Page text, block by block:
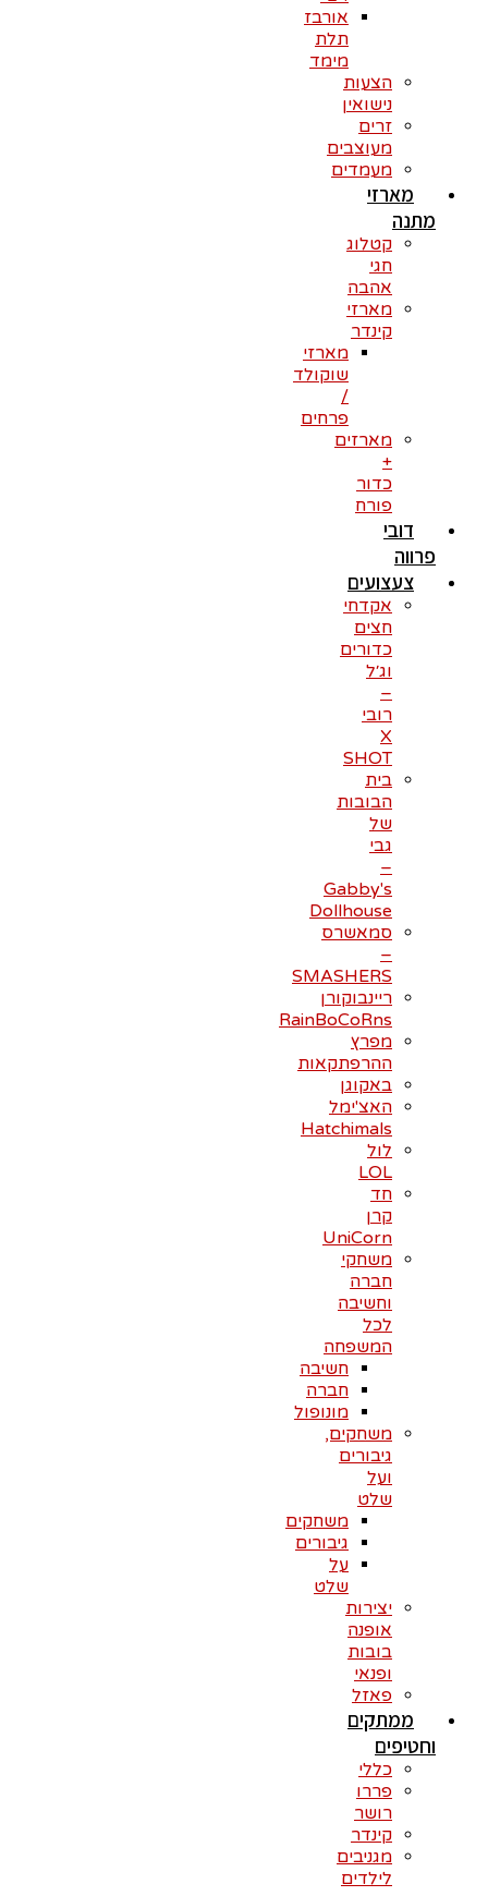
אורבז
תלת
מימד
הצעות
נישואין
זרים
מעוצבים
מעמדים
מארזי
מתנה
קטלוג
חגי
אהבה
מארזי
קינדר
מארזי
שוקולד
/
פרחים
מארזים
+
כדור
פורח
דובי
פרווה
צעצועים
אקדחי
חצים
כדורים
וג׳ל
–
רובי
X
SHOT
בית
הבובות
של
גבי
–
Gabby's
Dollhouse
סמאשרס
–
SMASHERS
ריינבוקורן
RainBoCoRns
מפרץ
ההרפתקאות
באקוגן
האצ'ימל
Hatchimals
לול
LOL
חד
קרן
UniCorn
משחקי
חברה
וחשיבה
לכל
המשפחה
חשיבה
חברה
מונופול
משחקים,
גיבורים
ועל
שלט
משחקים
גיבורים
על
שלט
יצירות
אופנה
בובות
ופנאי
פאזל
ממתקים
וחטיפים
כללי
פררו
רושר
קינדר
מגניבים
לילדים